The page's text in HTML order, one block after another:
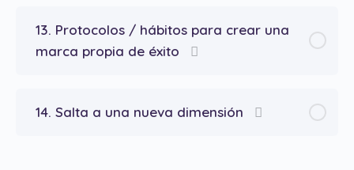
13. Protocolos / hábitos para crear una
marca propia de éxito
14. Salta a una nueva dimensión